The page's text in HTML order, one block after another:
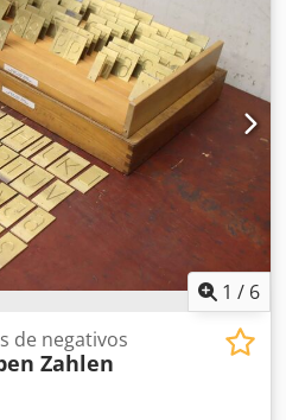
1 / 6
de negativos
Zahlen